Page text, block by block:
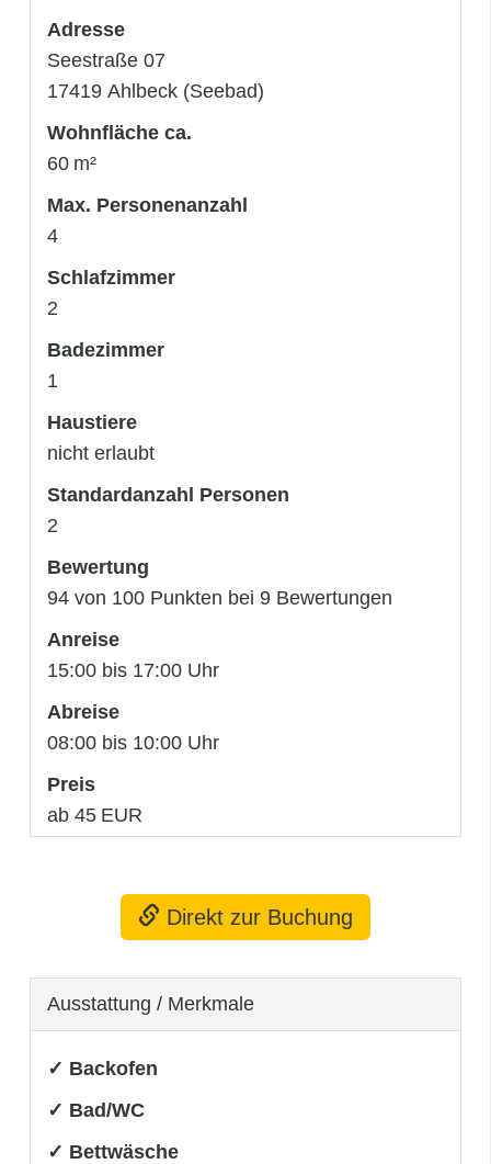
Adresse
Seestraße 07
17419 Ahlbeck (Seebad)
Wohnfläche ca.
60 m²
Max. Personenanzahl
4
Schlafzimmer
2
Badezimmer
1
Haustiere
nicht erlaubt
Standardanzahl Personen
2
Bewertung
94 von 100 Punkten bei 9 Bewertungen
Anreise
15:00 bis 17:00 Uhr
Abreise
08:00 bis 10:00 Uhr
Preis
ab 45 EUR
Direkt zur Buchung
Ausstattung / Merkmale
✓ Backofen
✓ Bad/WC
✓ Bettwäsche